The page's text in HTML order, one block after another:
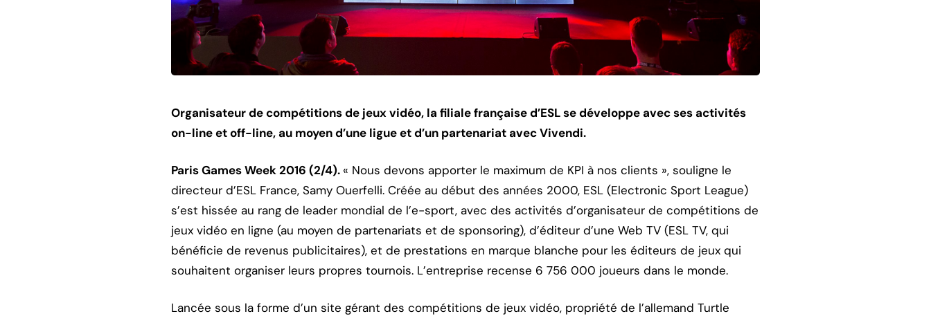
Organisateur de compétitions de jeux vidéo, la filiale française d’ESL se développe avec ses activités
on-line et off-line, au moyen d’une ligue et d’un partenariat avec Vivendi.
Paris Games Week 2016 (2/4). « Nous devons apporter le maximum de KPI à nos clients », souligne le
directeur d’ESL France, Samy Ouerfelli. Créée au début des années 2000, ESL (Electronic Sport League)
s’est hissée au rang de leader mondial de l’e-sport, avec des activités d’organisateur de compétitions de
jeux vidéo en ligne (au moyen de partenariats et de sponsoring), d’éditeur d’une Web TV (ESL TV, qui
bénéficie de revenus publicitaires), et de prestations en marque blanche pour les éditeurs de jeux qui
souhaitent organiser leurs propres tournois. L’entreprise recense 6 756 000 joueurs dans le monde.
Lancée sous la forme d’un site gérant des compétitions de jeux vidéo, propriété de l’allemand Turtle